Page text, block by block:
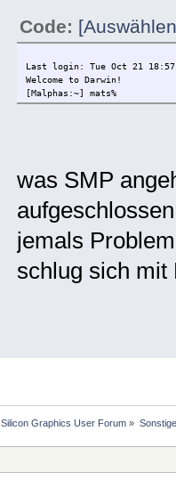
Code:
Last login: Tue Oct 21
Welcome to Darwin!
[Malphas:~] mats%
was SMP
jemals
schlug sich mit
Graphics User Forum »